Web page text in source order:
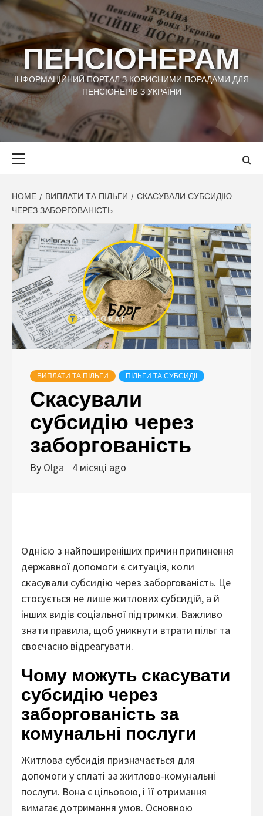
Skip
to
content
ПЕНСІОНЕРАМ
ІНФОРМАЦІЙНИЙ ПОРТАЛ З КОРИСНИМИ ПОРАДАМИ ДЛЯ
ПЕНСІОНЕРІВ З УКРАЇНИ
HOME ВИПЛАТИ ТА ПІЛЬГИ
СКАСУВАЛИ СУБСИДІЮ
ЧЕРЕЗ ЗАБОРГОВАНІСТЬ
ВИПЛАТИ ТА ПІЛЬГИ ПІЛЬГИ ТА СУБСИДІЇ
Скасували
субсидію через
заборгованість
By Olga 4 місяці ago
Однією з найпоширеніших причин припинення
державної допомоги є ситуація, коли
скасували субсидію через заборгованість. Це
стосується не лише житлових субсидій, а й
інших видів соціальної підтримки. Важливо
знати правила, щоб уникнути втрати пільг та
своєчасно відреагувати.
Чому можуть скасувати
субсидію через
заборгованість за
комунальні послуги
Житлова субсидія призначається для
допомоги у сплаті за житлово-комунальні
послуги. Вона є цільовою, і її отримання
вимагає дотримання умов. Основною